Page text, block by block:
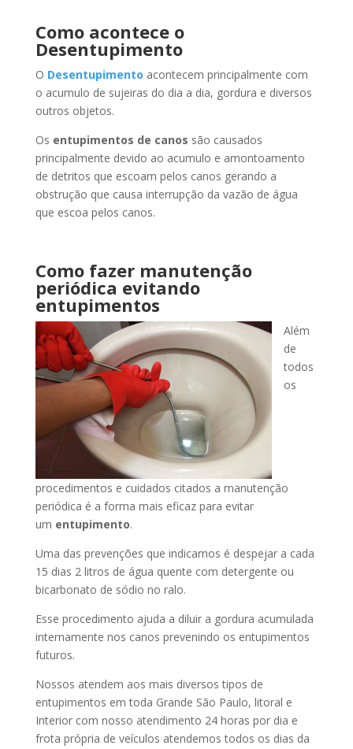
Como acontece o
Desentupimento
O Desentupimento acontecem principalmente com
o acumulo de sujeiras do dia a dia, gordura e diversos
outros objetos.
Os entupimentos de canos são causados
principalmente devido ao acumulo e amontoamento
de detritos que escoam pelos canos gerando a
obstrução que causa interrupção da vazão de água
que escoa pelos canos.
Como fazer manutenção
periódica evitando
entupimentos
Além
de
todos
os
procedimentos e cuidados citados a manutenção
periódica é a forma mais eficaz para evitar
um entupimento.
Uma das prevenções que indicamos é despejar a cada
15 dias 2 litros de água quente com detergente ou
bicarbonato de sódio no ralo.
Esse procedimento ajuda a diluir a gordura acumulada
internamente nos canos prevenindo os entupimentos
futuros.
Nossos atendem aos mais diversos tipos de
entupimentos em toda Grande São Paulo, litoral e
Interior com nosso atendimento 24 horas por dia e
frota própria de veículos atendemos todos os dias da